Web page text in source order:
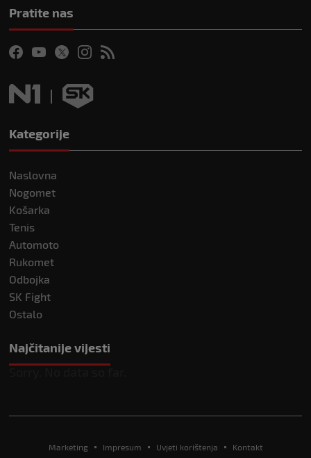
Pratite nas
Kategorije
Naslovna
Nogomet
Košarka
Tenis
Automoto
Rukomet
Odbojka
SK Fight
Ostalo
Najčitanije vijesti
Marketing Impresum Uvjeti korištenja Kontakt